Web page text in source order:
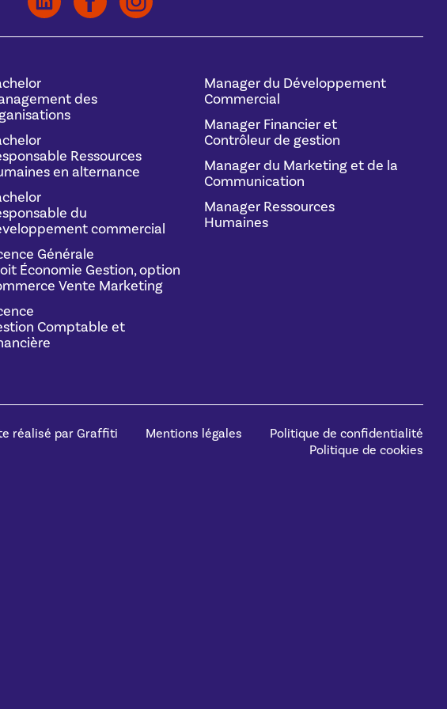
des
Ressources
en alternance
du
commercial
Générale
Économie Gestion, option
Vente Marketing
Comptable et
Manager du Développement
Commercial
Manager Financier et
Contrôleur de gestion
Manager du Marketing et de la
Communication
Manager Ressources
Humaines
réalisé par Graffiti Mentions légales
Politique de confidentialité
Politique de cookies